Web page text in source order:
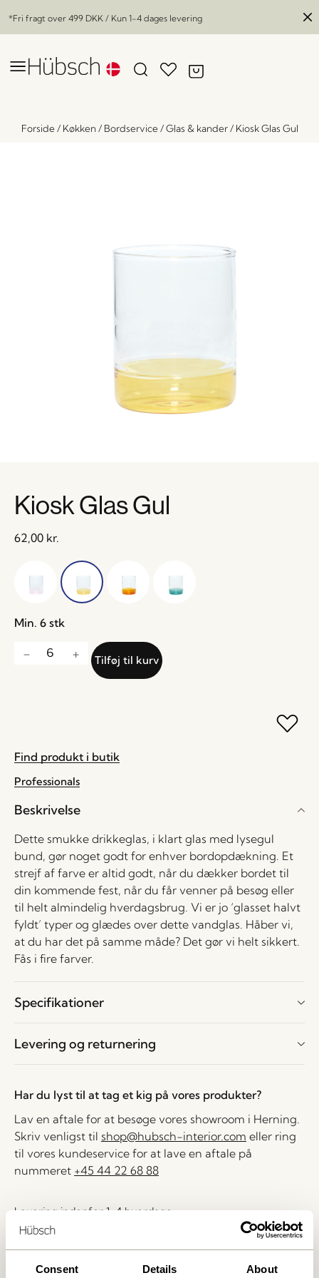
Consent Details About
*Fri fragt over 499 DKK / Kun 1-4 dages levering
Forside/ Køkken/ Bordservice/Glas & kander/ Kiosk Glas Gul
Kiosk Glas Gul
62,00 kr.
Min. 6 stk
Tilføj til kurv
Find produkt i butik
Professionals
Beskrivelse
Dette smukke drikkeglas, i klart glas med lysegul
bund, gør noget godt for enhver bordopdækning. Et
strejf af farve er altid godt, når du dækker bordet til
din kommende fest, når du får venner på besøg eller
til helt almindelig hverdagsbrug. Vi er jo ‘glasset halvt
fyldt’ typer og glædes over dette vandglas. Håber vi,
at du har det på samme måde? Det gør vi helt sikkert.
Fås i fire farver.
Specifikationer
Levering og returnering
Har du lyst til at tag et kig på vores produkter?
Lav en aftale for at besøge vores showroom i Herning.
Skriv venligst til shop@hubsch-interior.com eller ring
til vores kundeservice for at lave en aftale på
nummeret +45 44 22 68 88
Levering indenfor 1-4 hverdage
30 dages returret
Fri fragt over499 DKK*